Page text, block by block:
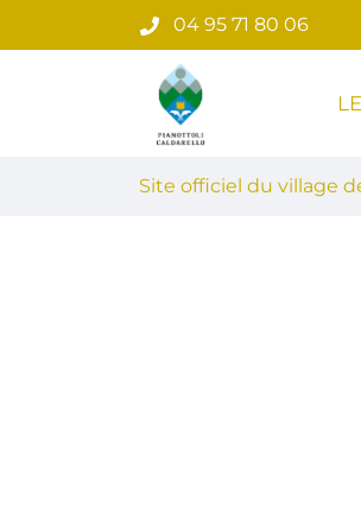
au
04 95 71 80 06
Site officiel du
Site officiel du village